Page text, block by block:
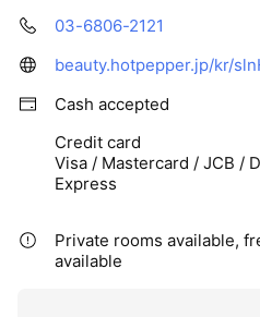
03-6806-2121
beauty.hotpepper.jp/kr/
Cash accepted
Credit card
Visa / Mastercard / JCB /
Express
Private rooms available,
available